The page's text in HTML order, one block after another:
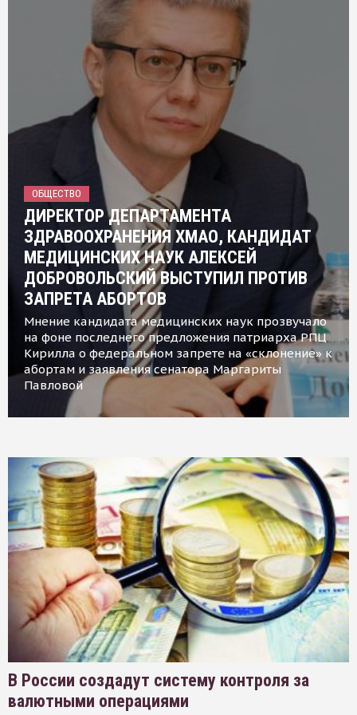
ОБЩЕСТВО
ДИРЕКТОР ДЕПАРТАМЕНТА
ЗДРАВООХРАНЕНИЯ ХМАО, КАНДИДАТ
МЕДИЦИНСКИХ НАУК АЛЕКСЕЙ
ДОБРОВОЛЬСКИЙ ВЫСТУПИЛ ПРОТИВ
ЗАПРЕТА АБОРТОВ
Мнение кандидата медицинских наук прозвучало
на фоне последнего предложения патриарха РПЦ
Кирилла о федеральном запрете на «склонение» к
абортам и заявления сенатора Маргариты
Павловой
В России создадут систему контроля за
валютными операциями